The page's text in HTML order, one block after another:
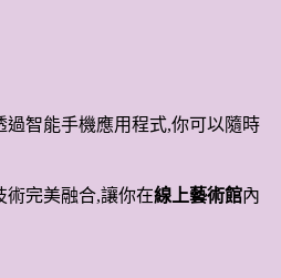
過智能手機應用程式,你可以隨時
術完美融合,讓你在線上藝術館內